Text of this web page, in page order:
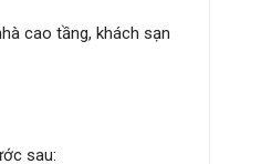
cao tầng, khách sạn
sau: